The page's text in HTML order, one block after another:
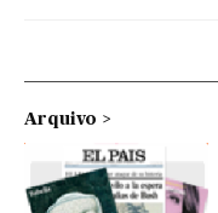
Arquivo